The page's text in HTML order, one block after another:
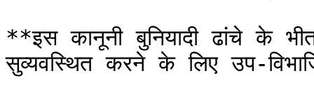
**इस कानूनी बुनियादी ढांचे के
सुव्यवस्थित करने के लिए उप-